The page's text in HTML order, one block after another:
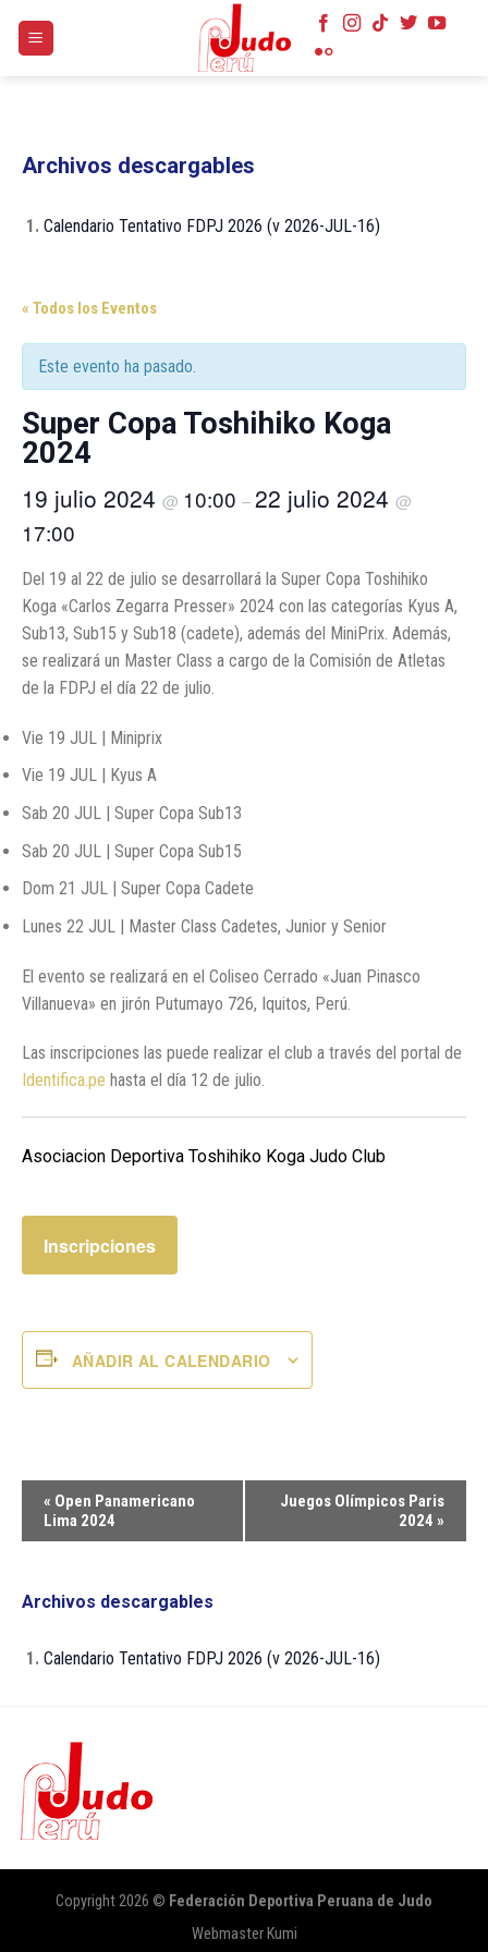
Archivos descargables
1. Calendario Tentativo FDPJ 2026 (v 2026-JUL-16)
« Todos los Eventos
Este evento ha pasado.
Super Copa Toshihiko Koga
2024
19 julio 2024 @ 10:00 –22 julio 2024 @
17:00
Del 19 al 22 de julio se desarrollará la Super Copa Toshihiko
Koga «Carlos Zegarra Presser» 2024 con las categorías Kyus A,
Sub13, Sub15 y Sub18 (cadete), además del MiniPrix. Además,
se realizará un Master Class a cargo de la Comisión de Atletas
de la FDPJ el día 22 de julio.
Vie 19 JUL | Miniprix
Vie 19 JUL | Kyus A
Sab 20 JUL | Super Copa Sub13
Sab 20 JUL | Super Copa Sub15
Dom 21 JUL | Super Copa Cadete
Lunes 22 JUL | Master Class Cadetes, Junior y Senior
El evento se realizará en el Coliseo Cerrado «Juan Pinasco
Villanueva» en jirón Putumayo 726, Iquitos, Perú.
Las inscripciones las puede realizar el club a través del portal de
Identifica.pe hasta el día 12 de julio.
Asociacion Deportiva Toshihiko Koga Judo Club
Inscripciones
AÑADIR AL CALENDARIO
Navegación
del
Evento
« Open Panamericano
Lima 2024
Juegos Olímpicos Paris
2024 »
Archivos descargables
1. Calendario Tentativo FDPJ 2026 (v 2026-JUL-16)
Copyright 2026 © Federación Deportiva Peruana de Judo
Webmaster Kumi